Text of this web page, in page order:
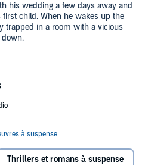
his wedding a few days away and
child. When he wakes up the
trapped in a room with a vicious
he is forced to make decisions that
Kevin M. Moehring
Thrillers et romans à suspense